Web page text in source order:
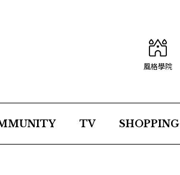
風格學院
TV SHOPPING